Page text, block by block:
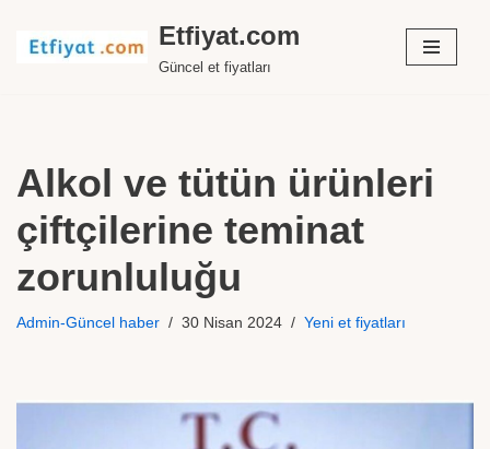
İçeriğe
Etfiyat.com
Güncel et fiyatları
Alkol ve tütün ürünleri
çiftçilerine teminat
zorunluluğu
Admin-Güncel haber 30 Nisan 2024 Yeni et fiyatları